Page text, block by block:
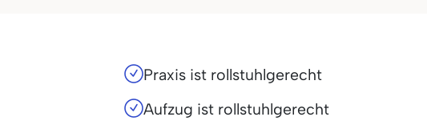
Praxis ist rollstuhlgerecht
Aufzug ist rollstuhlgerecht